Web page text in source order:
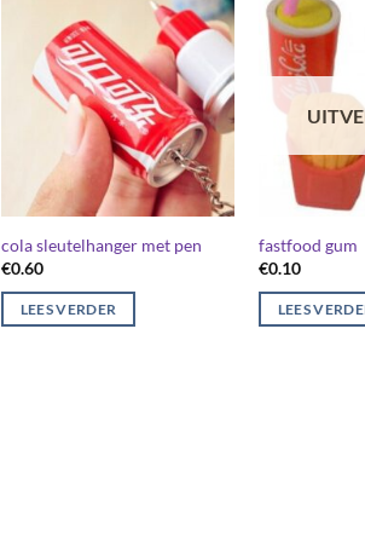
cola sleutelhanger met pen
€0.60
LEES VERDER
fastfood gum
€0.10
LEES